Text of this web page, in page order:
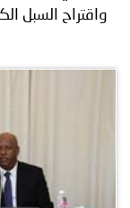
واقتراح السبل